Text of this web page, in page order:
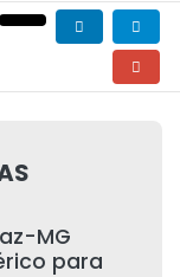
MG
para